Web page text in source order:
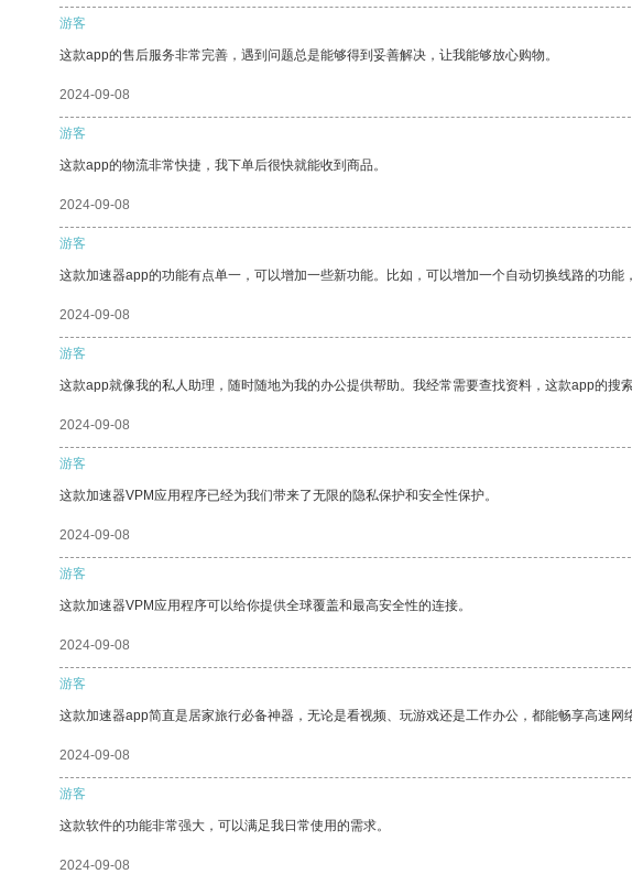
游客
这款app的售后服务非常完善，遇到问题总是能够得到妥善解决，让我能够放心购物。
2024-09-08
游客
这款app的物流非常快捷，我下单后很快就能收到商品。
2024-09-08
游客
这款加速器app的功能有点单一，可以增加一些新功能。比如，可以增加一个自动切换线路的功
2024-09-08
游客
这款app就像我的私人助理，随时随地为我的办公提供帮助。我经常需要查找资料，这款app的搜
2024-09-08
游客
这款加速器VPM应用程序已经为我们带来了无限的隐私保护和安全性保护。
2024-09-08
游客
这款加速器VPM应用程序可以给你提供全球覆盖和最高安全性的连接。
2024-09-08
游客
这款加速器app简直是居家旅行必备神器，无论是看视频、玩游戏还是工作办公，都能畅享高速网
2024-09-08
游客
这款软件的功能非常强大，可以满足我日常使用的需求。
2024-09-08